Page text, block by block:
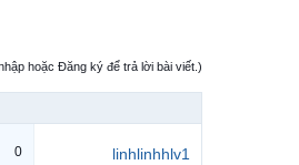
hoặc Đăng ký để trả lời bài viết.)
0
linhlinhhlv1